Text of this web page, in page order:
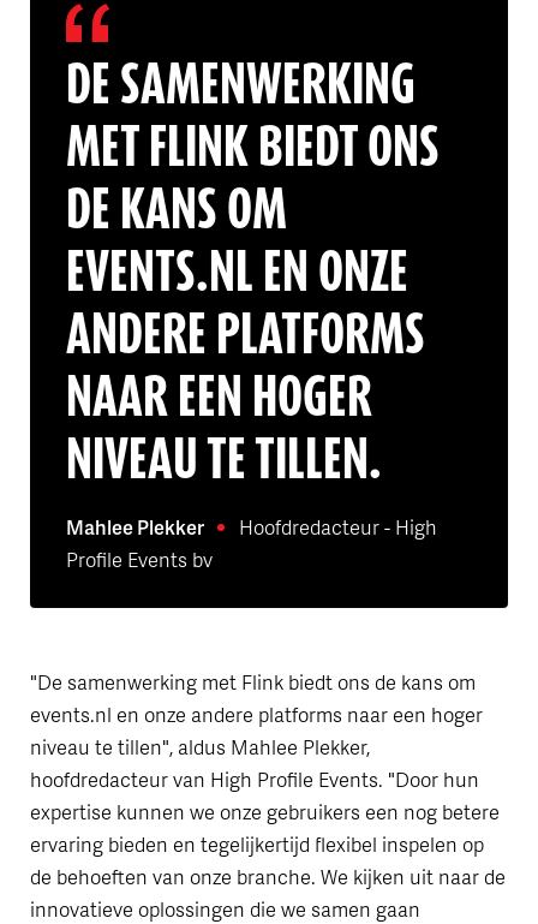
DE SAMENWERKING
MET FLINK BIEDT ONS
DE KANS OM
EVENTS.NL EN ONZE
ANDERE PLATFORMS
NAAR EEN HOGER
NIVEAU TE TILLEN.
Mahlee Plekker
Hoofdredacteur - High
Profile Events bv
"De samenwerking met Flink biedt ons de kans om
events.nl en onze andere platforms naar een hoger
niveau te tillen", aldus Mahlee Plekker,
hoofdredacteur van High Profile Events. "Door hun
expertise kunnen we onze gebruikers een nog betere
ervaring bieden en tegelijkertijd flexibel inspelen op
de behoeften van onze branche. We kijken uit naar de
innovatieve oplossingen die we samen gaan